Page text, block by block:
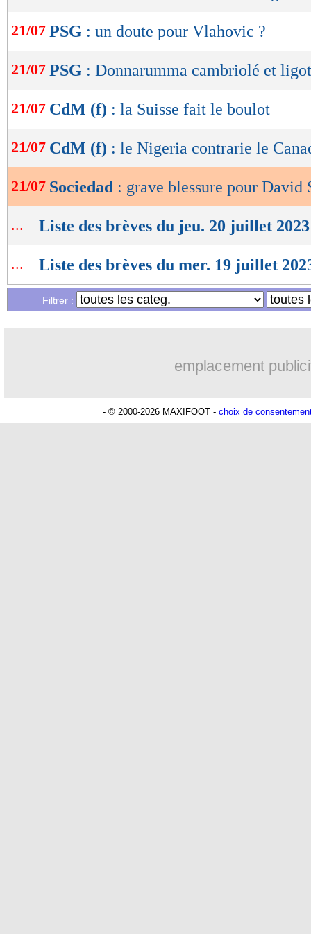
OK
21/07 PSG : un doute pour Vlahovic ?
21/07 PSG : Donnarumma cambriolé et
21/07 CdM (f) : la Suisse fait le boulot
21/07 CdM (f) : le Nigeria contrarie le
21/07 Sociedad : grave blessure pour David
... Liste des brèves du jeu. 20 juillet 2023
... Liste des brèves du mer. 19 juillet
Filtrer :
emplacement
- © 2000-2026 MAXIFOOT - choix de